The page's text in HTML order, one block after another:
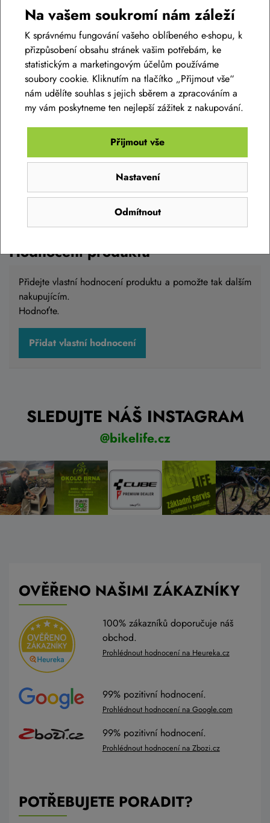
Duše PRO-T Plus 20x1,75 (47/54-406) AV
129 Kč
Do košíku
Diskuse k produktu(0)
Máte otázky k produktu:Duše 12 1/2x1.75x2 1/4
Zeptejte se.
Zeptat se v diskusi
Hodnocení produktu
Přidejte vlastní hodnocení produktu a pomožte tak dalším
nakupujícím.
Hodnoťte.
Přidat vlastní hodnocení
SLEDUJTE NÁŠ INSTAGRAM
@bikelife.cz
OVĚŘENO NAŠIMI ZÁKAZNÍKY
100% zákazníků doporučuje náš
obchod.
Prohlédnout hodnocení na Heureka.cz
99% pozitivní hodnocení.
Prohlédnout hodnocení na Google.com
99% pozitivní hodnocení.
Prohlédnout hodnocení na Zbozi.cz
POTŘEBUJETE PORADIT?
Na vašem soukromí nám záleží
K správnému fungování vašeho oblíbeného e-shopu, k
přizpůsobení obsahu stránek vašim potřebám, ke
statistickým a marketingovým účelům používáme
soubory cookie. Kliknutím na tlačítko „Přijmout vše“
nám udělíte souhlas s jejich sběrem a zpracováním a
my vám poskytneme ten nejlepší zážitek z nakupování.
Odmítnout
Nastavení
Přijmout vše